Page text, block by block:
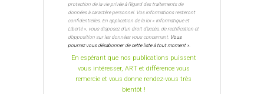
protection de la vie privée à l’égard des traitements de
données à caractère personnel. Vos informations resteront
confidentielles. En application de la loi « Informatique et
Liberté », vous disposez d’un droit d’accès, de rectification et
d’opposition sur les données vous concernant. Vous
pourrez vous désabonner de cette liste à tout moment »
En espérant que nos publications puissent
vous intéresser, ART et différence vous
remercie et vous donne rendez-vous très
bientôt !